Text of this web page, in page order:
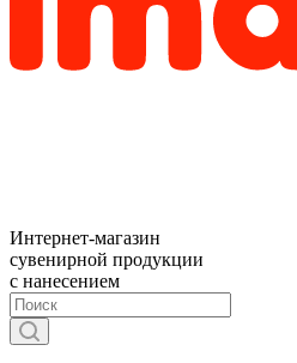
Интернет-магазин
сувенирной продукции
с нанесением